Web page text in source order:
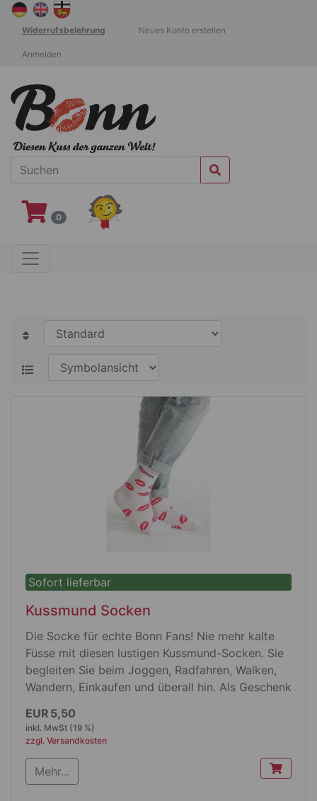
Widerrufsbelehrung Neues Konto erstellen
Anmelden
0
Sofort lieferbar
Kussmund Socken
Die Socke für echte Bonn Fans! Nie mehr kalte
Füsse mit diesen lustigen Kussmund-Socken. Sie
begleiten Sie beim Joggen, Radfahren, Walken,
Wandern, Einkaufen und überall hin. Als Geschenk
Größen 39-42 oder 43-45.
Produktdetails:
Material: 71% Baumwolle, 20% Polyester, 7%
EUR 5,50
inkl. MwSt (19 %)
zzgl. Versandkosten
Mehr...